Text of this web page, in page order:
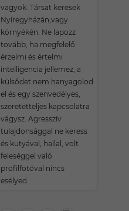
vagyok. Társat keresek
Nyíregyházán,vagy
környékén. Ne lapozz
tovább, ha megfelelő
érzelmi és értelmi
intelligencia jellemez, a
külsődet nem hanyagolod
el és egy szenvedélyes,
szeretetteljes kapcsolatra
vágysz. Agresszív
tulajdonsággal ne keress
és kutyával, hallal, volt
feleséggel való
profilfotóval nincs
esélyed.